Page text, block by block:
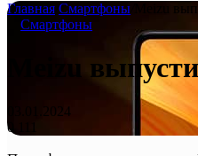
Главная Смартфоны
Meizu
Смартфоны
Meizu
03.01.2024
0